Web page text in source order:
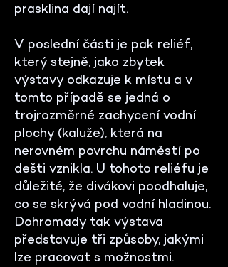
prasklina dají najít.
V poslední části je pak reliéf,
který stejně, jako zbytek
výstavy odkazuje k místu a v
tomto případě se jedná o
trojrozměrné zachycení vodní
plochy (kaluže), která na
nerovném povrchu náměstí po
dešti vznikla. U tohoto reliéfu je
důležité, že divákovi poodhaluje,
co se skrývá pod vodní hladinou.
Dohromady tak výstava
představuje tři způsoby, jakými
lze pracovat s možnostmi.